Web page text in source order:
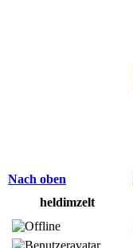
Nach oben
heldimzelt